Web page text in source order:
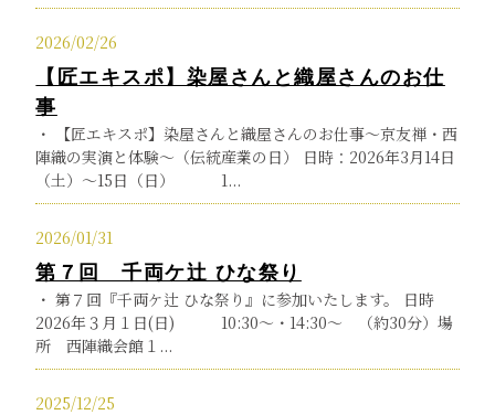
2026/02/26
【匠エキスポ】染屋さんと織屋さんのお仕
事
・ 【匠エキスポ】染屋さんと織屋さんのお仕事～京友禅・西
陣織の実演と体験～（伝統産業の日） 日時：2026年3月14日
（土）～15日（日） 1...
2026/01/31
第７回 千両ケ辻 ひな祭り
・ 第７回『千両ケ辻 ひな祭り』に参加いたします。 日時
2026年３月１日(日) 10:30〜・14:30〜 （約30分）場
所 西陣織会館１...
2025/12/25